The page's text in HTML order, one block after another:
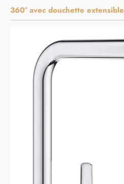
360° avec douchette extensible